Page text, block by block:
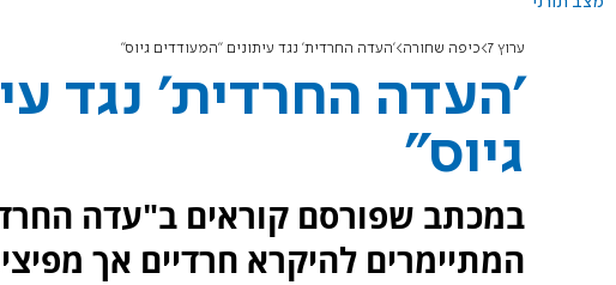
ערוץ 7 כיפה שחורה 'העדה החרדית' נגד עיתונים "המעודדים גיוס"
'העדה החרדית' נגד
גיוס"
במכתב שפורסם קוראים ב"עדה
המתיימרים להיקרא חרדיים אך